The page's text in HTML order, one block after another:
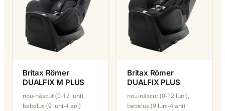
Britax Römer
DUALFIX M PLUS
nou-născut (0-12 luni),
bebeluș (9 luni-4 ani)
Britax Römer
DUALFIX PLUS
nou-născut (0-12 luni),
bebeluș (9 luni-4 ani)